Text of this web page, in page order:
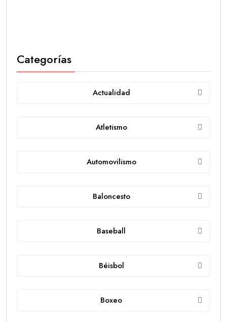
Categorías
Actualidad
Atletismo
Automovilismo
Baloncesto
Baseball
Béisbol
Boxeo